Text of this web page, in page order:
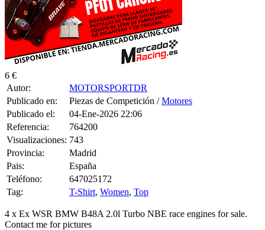
6 €
Autor:
MOTORSPORTDR
Publicado en:
Piezas de Competición /Motores
Publicado el:
04-Ene-2026 22:06
Referencia:
764200
Visualizaciones: 743
Provincia:
Madrid
Pais:
España
Teléfono:
647025172
Tag:
T-Shirt, Women, Top
4 x Ex WSR BMW B48A 2.0l Turbo NBE race engines for sale.
Contact me for pictures